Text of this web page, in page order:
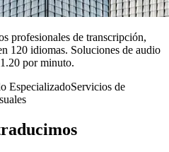
profesionales de transcripción,
120 idiomas. Soluciones de audio
por minuto.
EspecializadoServicios de